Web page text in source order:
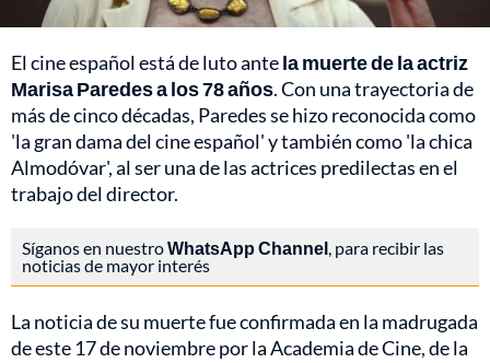
El cine español está de luto antela muerte de la actriz
Marisa Paredes a los 78 años. Con una trayectoria de
más de cinco décadas, Paredes se hizo reconocida como
'la gran dama del cine español' y también como 'la chica
Almodóvar', al ser una de las actrices predilectas en el
trabajo del director.
Síganos en nuestroWhatsApp Channel, para recibir las
noticias de mayor interés
La noticia de su muerte fue confirmada en la madrugada
de este 17 de noviembre por la Academia de Cine, de la